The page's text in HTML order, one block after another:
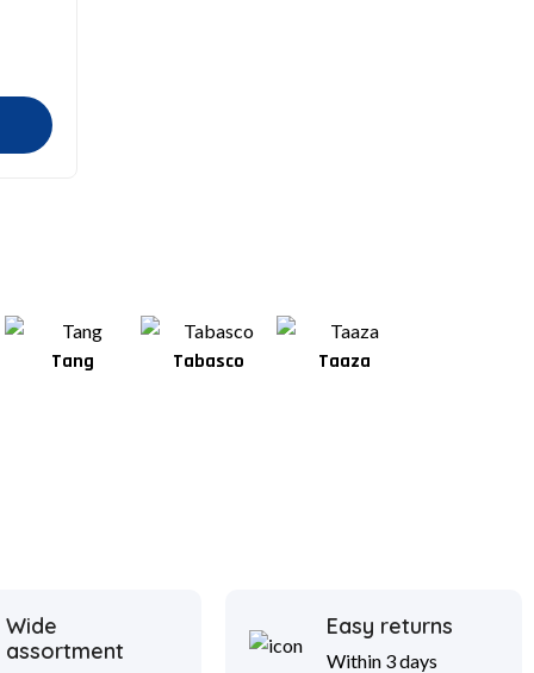
Tang Tabasco Taaza
Wide
assortment
Easy returns
Within 3 days